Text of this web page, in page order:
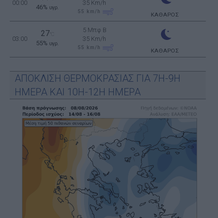
00:00
46% υγρ.
35 Km/h
55 km/h ΚΑΘΑΡΟΣ
03:00
27
55% υγρ.
5 Μπφ B
35 Km/h
55 km/h ΚΑΘΑΡΟΣ
ΑΠΟΚΛΙΣΗ ΘΕΡΜΟΚΡΑΣΙΑΣ ΓΙΑ 7Η-9Η
ΗΜΕΡΑ ΚΑΙ 10Η-12Η ΗΜΕΡΑ